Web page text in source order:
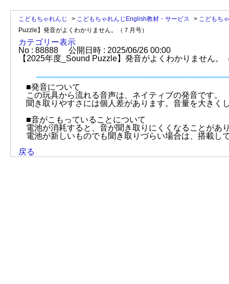
こどもちゃれんじ > こどもちゃれんじEnglish教材・サービス > こどもち
Puzzle】発音がよくわかりません。（７月号）
カテゴリー表示
No : 88888
公開日時 : 2025/06/26 00:00
【2025年度_Sound Puzzle】発音がよくわかりません。
■発音について
この玩具から流れる音声は、ネイティブの発音です。
聞き取りやすさには個人差があります。音量を大きく
■音がこもっていることについて
電池が消耗すると、音が聞き取りにくくなることがあ
電池が新しいものでも聞き取りづらい場合は、搭載し
戻る